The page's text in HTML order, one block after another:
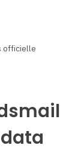
officielle